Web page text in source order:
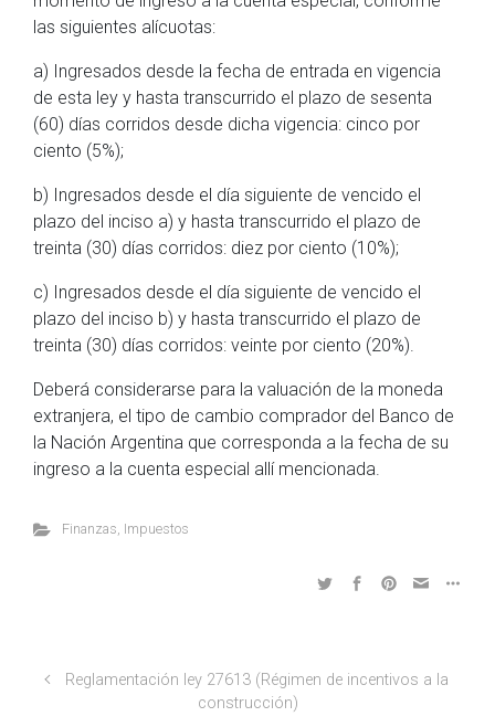
las siguientes alícuotas:
a) Ingresados desde la fecha de entrada en vigencia
de esta ley y hasta transcurrido el plazo de sesenta
(60) días corridos desde dicha vigencia: cinco por
ciento (5%);
b) Ingresados desde el día siguiente de vencido el
plazo del inciso a) y hasta transcurrido el plazo de
treinta (30) días corridos: diez por ciento (10%);
c) Ingresados desde el día siguiente de vencido el
plazo del inciso b) y hasta transcurrido el plazo de
treinta (30) días corridos: veinte por ciento (20%).
Deberá considerarse para la valuación de la moneda
extranjera, el tipo de cambio comprador del Banco de
la Nación Argentina que corresponda a la fecha de su
ingreso a la cuenta especial allí mencionada.
Finanzas, Impuestos
Reglamentación ley 27613 (Régimen de incentivos a la
construcción)